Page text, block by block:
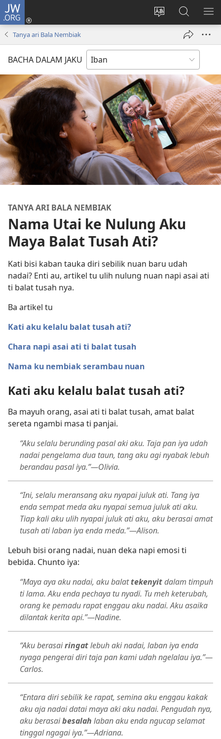
JW.ORG
Tukar
ba
web
Log
Masuk
window)
Giga
JW.ORG
Tanya ari Bala Nembiak
BACHA DALAM JAKU
TANYA ARI BALA NEMBIAK
Nama Utai ke Nulung Aku
Maya Balat Tusah Ati?
Kati bisi kaban tauka diri sebilik nuan baru udah
nadai? Enti au, artikel tu ulih nulung nuan napi asai ati
ti balat tusah nya.
Ba artikel tu
Kati aku kelalu balat tusah ati?
Chara napi asai ati ti balat tusah
Nama ku nembiak serambau nuan
Kati aku kelalu balat tusah ati?
Ba mayuh orang, asai ati ti balat tusah, amat balat
sereta ngambi masa ti panjai.
“Aku selalu berunding pasal aki aku. Taja pan iya udah
nadai pengelama dua taun, tang aku agi nyabak lebuh
berandau pasal iya.”—Olivia.
“Ini, selalu meransang aku nyapai juluk ati. Tang iya
enda sempat meda aku nyapai semua juluk ati aku.
Tiap kali aku ulih nyapai juluk ati aku, aku berasai amat
tusah ati laban iya enda meda.”—Alison.
Lebuh bisi orang nadai, nuan deka napi emosi ti
bebida. Chunto iya:
“Maya aya aku nadai, aku balattekenyitdalam timpuh
ti lama. Aku enda pechaya tu nyadi. Tu meh keterubah,
orang ke pemadu rapat enggau aku nadai. Aku asaika
dilantak kerita api.”—Nadine.
“Aku berasairingatlebuh aki nadai, laban iya enda
nyaga pengerai diri taja pan kami udah ngelalau iya.”—
Carlos.
“Entara diri sebilik ke rapat, semina aku enggau kakak
aku aja nadai datai maya aki aku nadai. Pengudah nya,
aku berasaibesalah laban aku enda ngucap selamat
tinggal ngagai iya.”—Adriana.